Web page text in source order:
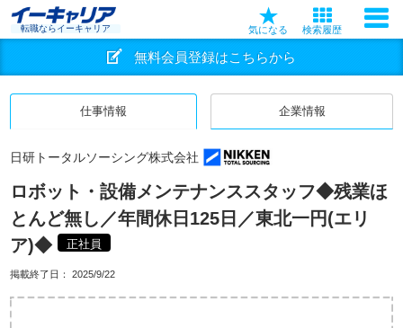
転職ならイーキャリア 気になる 検索履歴
無料会員登録はこちらから
仕事情報 企業情報
日研トータルソーシング株式会社
ロボット・設備メンテナンススタッフ◆残業ほ
とんど無し／年間休日125日／東北一円(エリ
ア)◆
正社員
掲載終了日： 2025/9/22